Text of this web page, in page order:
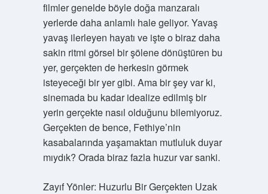
filmler genelde böyle doğa manzaralı
yerlerde daha anlamlı hale geliyor. Yavaş
yavaş ilerleyen hayatı ve işte o biraz daha
sakin ritmi görsel bir şölene dönüştüren bu
yer, gerçekten de herkesin görmek
isteyeceği bir yer gibi. Ama bir şey var ki,
sinemada bu kadar idealize edilmiş bir
yerin gerçekte nasıl olduğunu bilemiyoruz.
Gerçekten de bence, Fethiye’nin
kasabalarında yaşamaktan mutluluk duyar
mıydık? Orada biraz fazla huzur var sanki.
Zayıf Yönler: Huzurlu Bir Gerçekten Uzak